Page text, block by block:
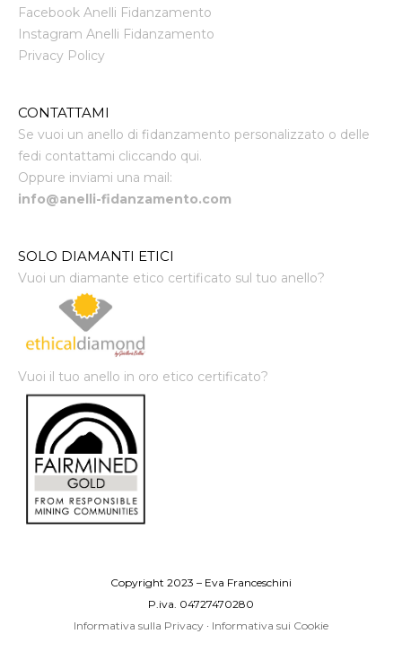
Facebook Anelli Fidanzamento
Instagram Anelli Fidanzamento
Privacy Policy
CONTATTAMI
Se vuoi un anello di fidanzamento personalizzato o delle
fedi contattami cliccando qui.
Oppure inviami una mail:
info@anelli-fidanzamento.com
SOLO DIAMANTI ETICI
Vuoi un diamante etico certificato sul tuo anello?
Vuoi il tuo anello in oro etico certificato?
Copyright 2023 – Eva Franceschini
P.iva. 04727470280
Informativa sulla Privacy · Informativa sui Cookie